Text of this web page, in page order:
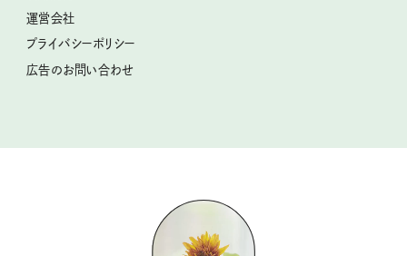
豆柴・まもるくんの旅日記
柳沢小実さんのお散歩するようなゆるり旅
valoさんのかわいいもの探し
コウケンテツのヒトワザ巡り
ノーラのフィンランド旅気分
運営会社
プライバシーポリシー
広告のお問い合わせ